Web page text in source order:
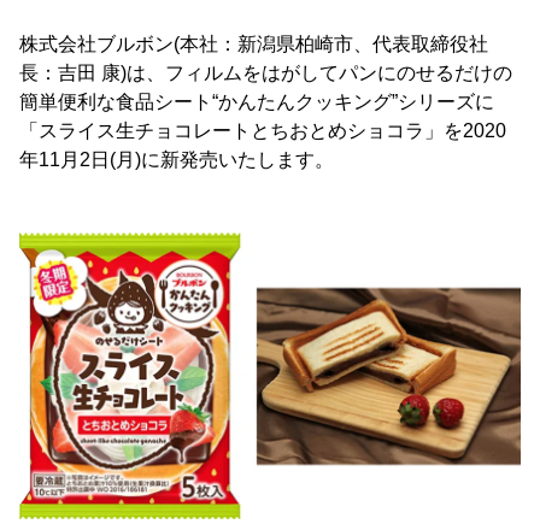
株式会社ブルボン(本社：新潟県柏崎市、代表取締役社
長：吉田 康)は、フィルムをはがしてパンにのせるだけの
簡単便利な食品シート“かんたんクッキング”シリーズに
「スライス生チョコレートとちおとめショコラ」を2020
年11月2日(月)に新発売いたします。